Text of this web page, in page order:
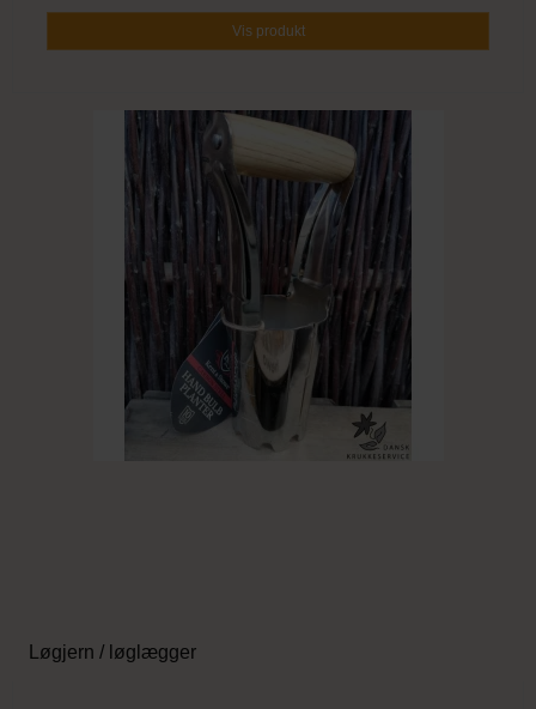
Vis produkt
Løgjern / løglægger